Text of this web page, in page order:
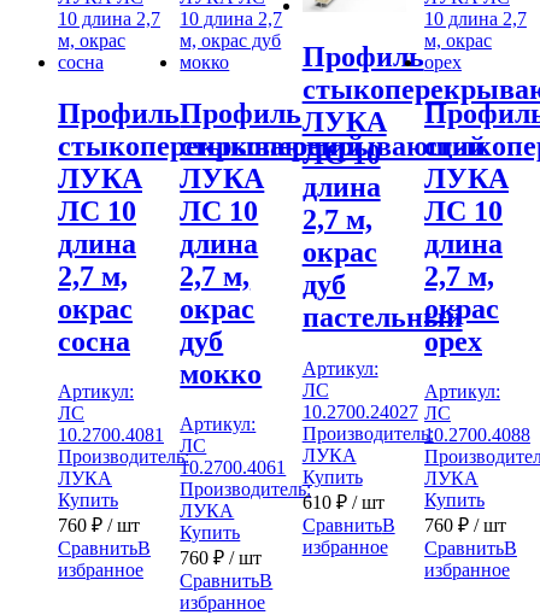
Профиль
стыкоперекрывающий
ЛУКА
ЛС 10
длина
2,7 м,
окрас
сосна
Артикул:
ЛС
10.2700.4081
Производитель:
ЛУКА
Купить
760 ₽ / шт
СравнитьВ
избранное
Профиль
стыкоперекрывающий
ЛУКА
ЛС 10
длина
2,7 м,
окрас
дуб
мокко
Артикул:
ЛС
10.2700.4061
Производитель:
ЛУКА
Купить
760₽ / шт
СравнитьВ
избранное
Профиль
ЛУКА
ЛС 10
длина
2,7 м,
окрас
дуб
пастельный
Артикул:
ЛС
10.2700.24027
Производитель:
ЛУКА
Купить
610 ₽/ шт
СравнитьВ
избранное
ЛУКА
ЛС 10
длина
2,7 м,
окрас
орех
Артикул:
ЛС
10.2700.4088
ЛУКА
Купить
760 ₽/ шт
СравнитьВ
избранное